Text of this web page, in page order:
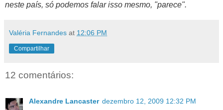
neste país, só podemos falar isso mesmo, "parece".
Valéria Fernandes at 12:06 PM
Compartilhar
12 comentários:
Alexandre Lancaster dezembro 12, 2009 12:32 PM